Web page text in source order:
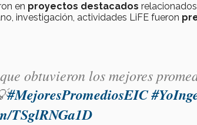
en proyectos destacados
investigación, actividades LiFE fueron
obtuvieron los mejores
#MejoresPromediosEIC
TSglRNGa1D